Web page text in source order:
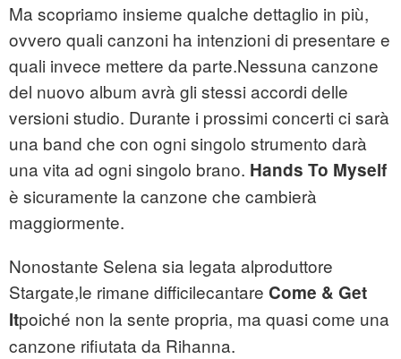
Ma scopriamo insieme qualche dettaglio in più,
ovvero quali canzoni ha intenzioni di presentare e
quali invece mettere da parte.Nessuna canzone
del nuovo album avrà gli stessi accordi delle
versioni studio. Durante i prossimi concerti ci sarà
una band che con ogni singolo strumento darà
una vita ad ogni singolo brano. Hands To Myself
è sicuramente la canzone che cambierà
maggiormente.
Nonostante Selena sia legata alproduttore
Stargate,le rimane difficilecantare Come & Get
Itpoiché non la sente propria, ma quasi come una
canzone rifiutata da Rihanna.